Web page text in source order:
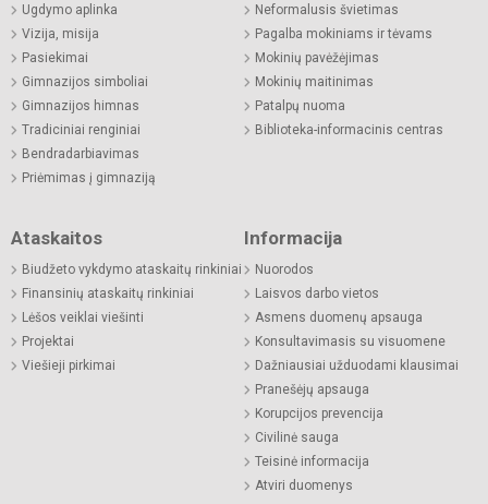
Ugdymo aplinka
Vizija, misija
Pasiekimai
Gimnazijos simboliai
Gimnazijos himnas
Tradiciniai renginiai
Bendradarbiavimas
Priėmimas į gimnaziją
Neformalusis švietimas
Pagalba mokiniams ir tėvams
Mokinių pavėžėjimas
Mokinių maitinimas
Patalpų nuoma
Biblioteka-informacinis centras
Ataskaitos
Biudžeto vykdymo ataskaitų rinkiniai
Finansinių ataskaitų rinkiniai
Lėšos veiklai viešinti
Projektai
Viešieji pirkimai
Informacija
Nuorodos
Laisvos darbo vietos
Asmens duomenų apsauga
Konsultavimasis su visuomene
Dažniausiai užduodami klausimai
Pranešėjų apsauga
Korupcijos prevencija
Civilinė sauga
Teisinė informacija
Atviri duomenys